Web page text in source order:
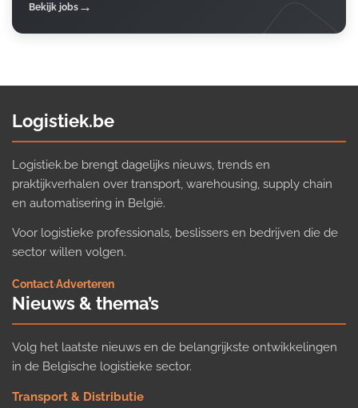
Bekijk jobs
Logistiek.be
Logistiek.be brengt dagelijks nieuws, trends en
praktijkverhalen over transport, warehousing, supply chain
en automatisering in België.
Voor logistieke professionals, beslissers en bedrijven die de
sector willen volgen.
Contact·Adverteren
Nieuws & thema’s
Volg het laatste nieuws en de belangrijkste ontwikkelingen
in de Belgische logistieke sector.
Transport & Distributie